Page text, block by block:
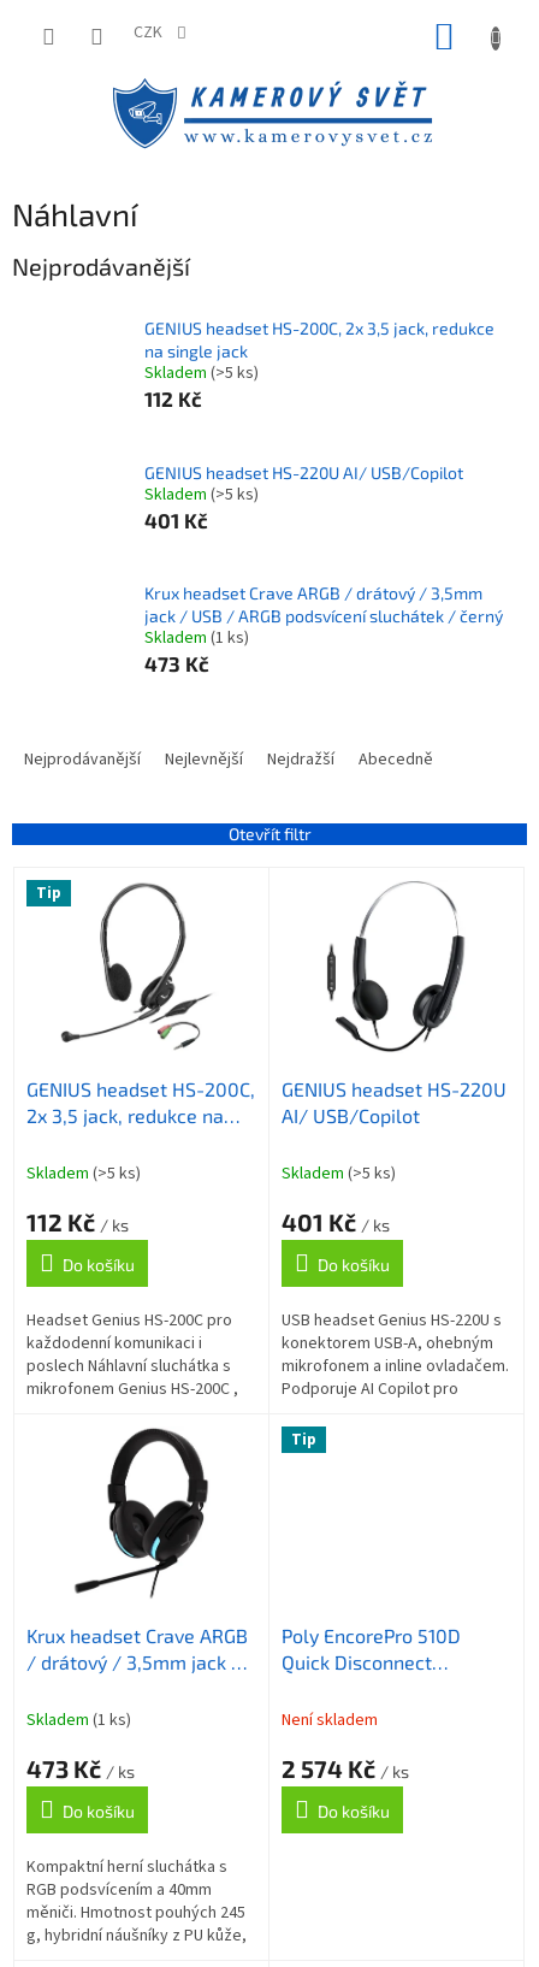
CZK
Náhlavní
Nejprodávanější
GENIUS headset HS-200C, 2x 3,5 jack, redukce
na single jack
Skladem (>5 ks)
112 Kč
GENIUS headset HS-220U AI/ USB/Copilot
Skladem (>5 ks)
401 Kč
Krux headset Crave ARGB / drátový / 3,5mm
jack / USB / ARGB podsvícení sluchátek / černý
Skladem (1 ks)
473 Kč
Nejprodávanější Nejlevnější Nejdražší Abecedně
Otevřít filtr
Tip
GENIUS headset HS-200C,
2x 3,5 jack, redukce na
Skladem (>5 ks)
112 Kč / ks
Do košíku
Headset Genius HS-200C pro
každodenní komunikaci i
poslech Náhlavní sluchátka s
mikrofonem Genius HS-200C ,
multimediální zábavu a on-line
komunikaci....
GENIUS headset HS-220U
AI/ USB/Copilot
Skladem (>5 ks)
401 Kč / ks
Do košíku
USB headset Genius HS-220U s
konektorem USB-A, ohebným
mikrofonem a inline ovladačem.
Podporuje AI Copilot pro
and-play, kabel 2,4 m, hmotnost
98 g.
Krux headset Crave ARGB
/ drátový / 3,5mm jack /
sluchátek / černý
Skladem (1 ks)
473 Kč / ks
Do košíku
Kompaktní herní sluchátka s
RGB podsvícením a 40mm
měniči. Hmotnost pouhých 245
g, hybridní náušníky z PU kůže,
Tip
Poly EncorePro 510D
Quick Disconnect
Headset
Není skladem
2 574 Kč / ks
Do košíku